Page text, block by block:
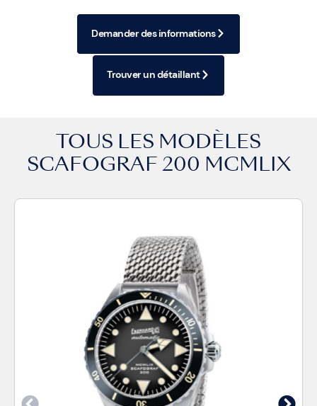
Demander des informations
Trouver un détaillant
TOUS LES MODÈLES
SCAFOGRAF 200 MCMLIX